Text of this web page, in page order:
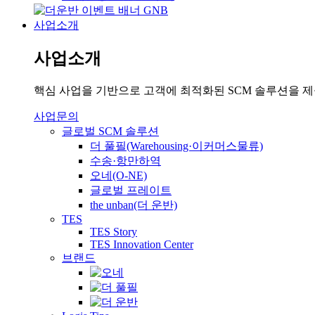
사업소개
사업소개
핵심 사업을 기반으로 고객에 최적화된 SCM 솔루션을
사업문의
글로벌 SCM 솔루션
더 풀필(Warehousing·이커머스물류)
수송·항만하역
오네(O-NE)
글로벌 프레이트
the unban(더 운반)
TES
TES Story
TES Innovation Center
브랜드